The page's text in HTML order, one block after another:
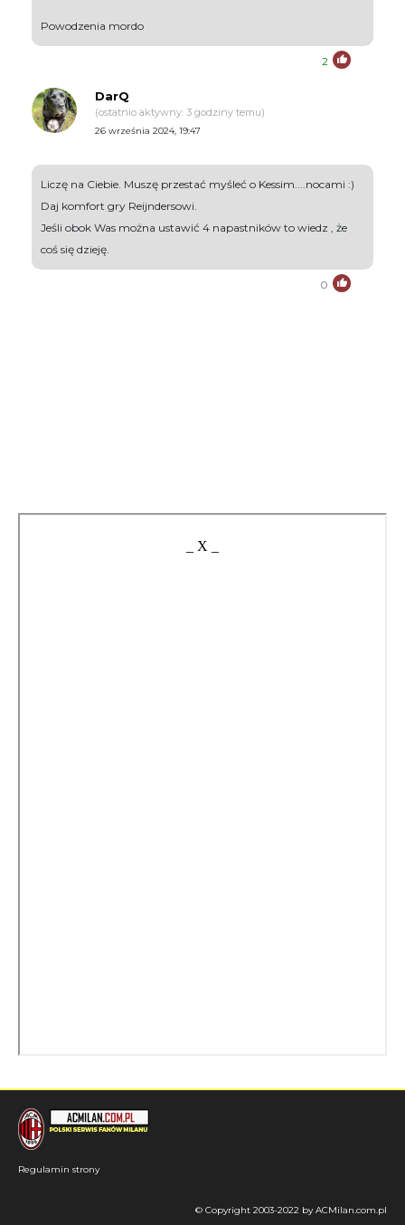
Powodzenia mordo
2
DarQ
(ostatnio aktywny: 3 godziny temu)
26 września 2024, 19:47
Liczę na Ciebie. Muszę przestać myśleć o Kessim....nocami :)
Daj komfort gry Reijndersowi.
Jeśli obok Was można ustawić 4 napastników to wiedz , że
coś się dzieję.
0
Regulamin strony
© Copyright 2003-2022 by ACMilan.com.pl